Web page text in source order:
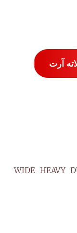
آرت
36″ WIDE